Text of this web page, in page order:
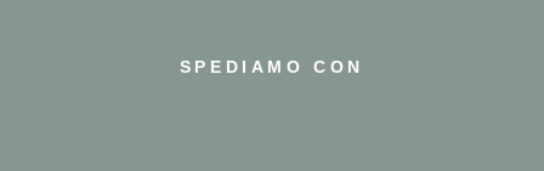
SPEDIAMO CON